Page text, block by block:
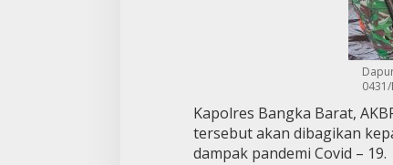
0431/
Kapolres Bangka Barat,
tersebut akan dibagikan
dampak pandemi Covid – 19.